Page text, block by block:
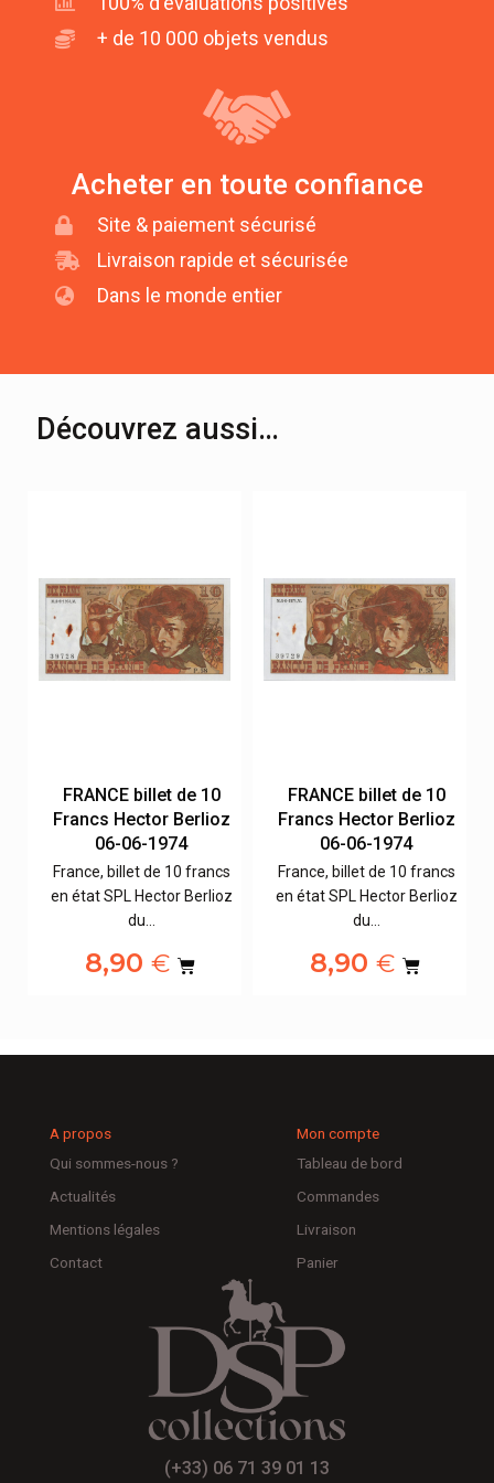
+ de 10 000 objets vendus
Acheter en toute confiance
Site & paiement sécurisé
Livraison rapide et sécurisée
Dans le monde entier
Découvrez aussi…
FRANCE billet de 10
Francs Hector Berlioz
06-06-1974
France, billet de 10 francs
en état SPL Hector Berlioz
du…
8,90 €
FRANCE billet de 10
Francs Hector Berlioz
06-06-1974
France, billet de 10 francs
en état SPL Hector Berlioz
du…
8,90 €
A propos
Qui sommes-nous ?
Actualités
Mentions légales
Contact
Mon compte
Tableau de bord
Commandes
Livraison
Panier
(+33) 06 71 39 01 13